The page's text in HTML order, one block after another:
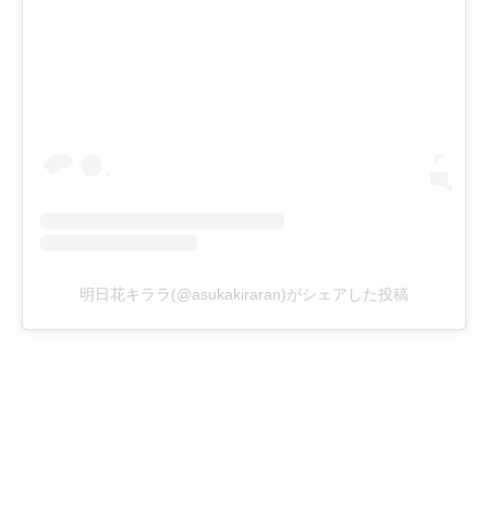
明日花キララ(@asukakiraran)がシェアした投稿